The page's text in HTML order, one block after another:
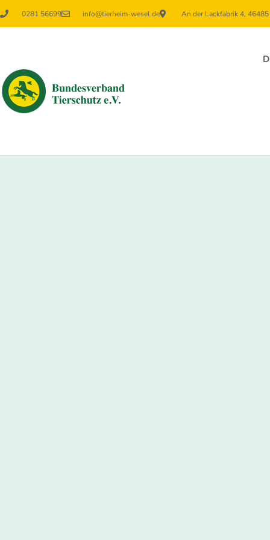
0281 56699 info@tierheim-wesel.de An der Lackfabrik 4,